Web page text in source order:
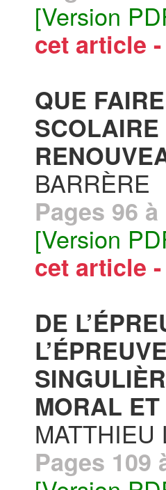
[Version
cet article -
QUE
BARRÈRE
Pages 96 à
[Version
cet article -
DE
MORAL
MATTHIEU
Pages 109